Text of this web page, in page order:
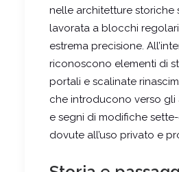
nelle architetture storiche
lavorata a blocchi
estrema precisione.
riconoscono elementi di
portali e scalinate
che introducono verso gli
e segni di modifiche
dovute all’uso privato e